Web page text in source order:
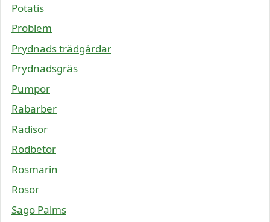
Potatis
Problem
Prydnads trädgårdar
Prydnadsgräs
Pumpor
Rabarber
Rädisor
Rödbetor
Rosmarin
Rosor
Sago Palms